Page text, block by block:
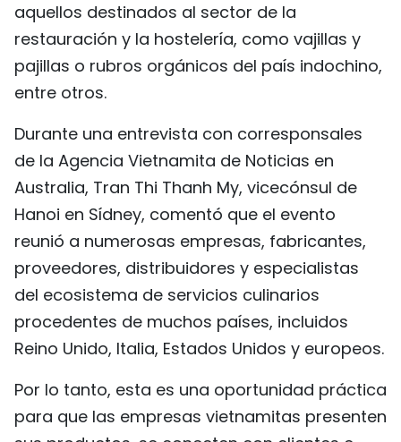
aquellos destinados al sector de la
restauración y la hostelería, como vajillas y
pajillas o rubros orgánicos del país indochino,
entre otros.
Durante una entrevista con corresponsales
de la Agencia Vietnamita de Noticias en
Australia, Tran Thi Thanh My, vicecónsul de
Hanoi en Sídney, comentó que el evento
reunió a numerosas empresas, fabricantes,
proveedores, distribuidores y especialistas
del ecosistema de servicios culinarios
procedentes de muchos países, incluidos
Reino Unido, Italia, Estados Unidos y europeos.
Por lo tanto, esta es una oportunidad práctica
para que las empresas vietnamitas presenten